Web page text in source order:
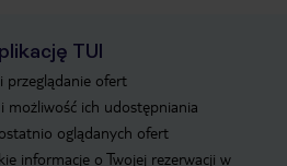
TUI
przeglądanie ofert
ich udostępniania
oglądanych ofert
informacje o Twojej rezerwacji w